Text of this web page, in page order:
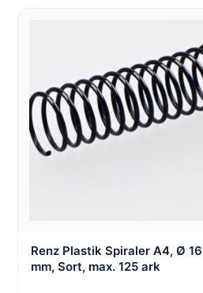
Renz Plastik Spiraler A4, Ø 16
mm, Sort, max. 125 ark